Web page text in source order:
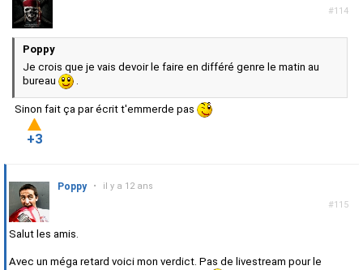
#114
Poppy
Je crois que je vais devoir le faire en différé genre le matin au
bureau
.
Sinon fait ça par écrit t'emmerde pas
+3
#115
Poppy • il y a 12 ans
Salut les amis.
Avec un méga retard voici mon verdict. Pas de livestream pour le